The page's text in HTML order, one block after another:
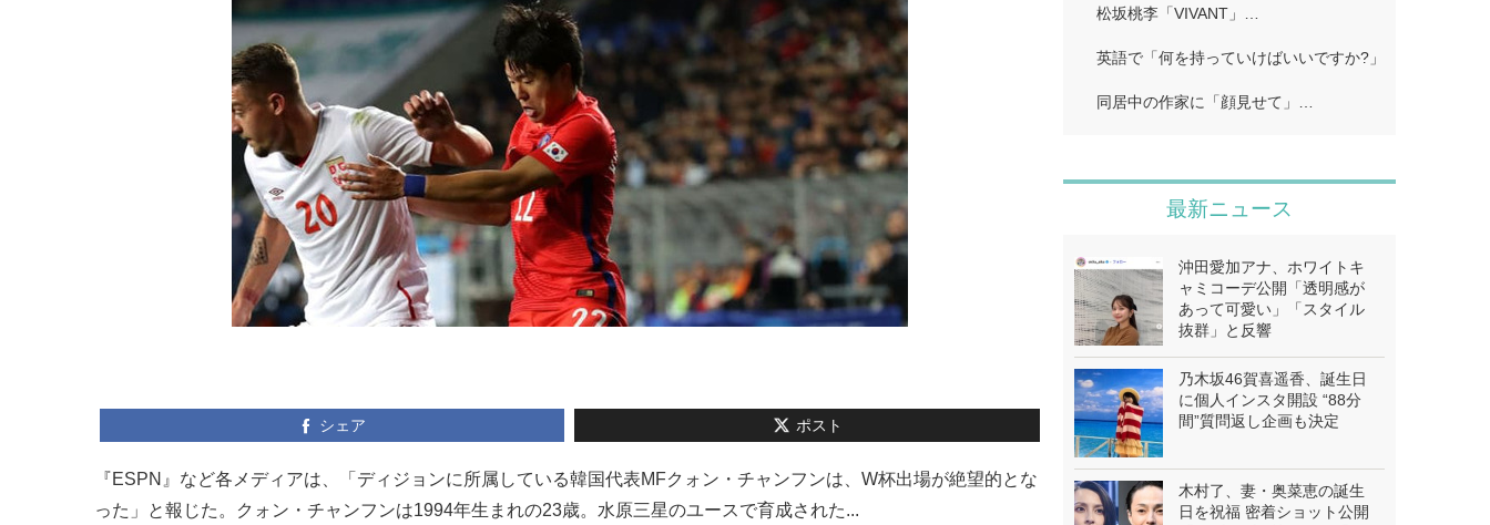
シェア ポスト
『ESPN』など各メディアは、「ディジョンに所属している韓国代表MFクォン・チャンフンは、W杯出場が絶望的とな
った」と報じた。クォン・チャンフンは1994年生まれの23歳。水原三星のユースで育成された...
松坂桃李「VIVANT」…
英語で「何を持っていけばいいですか?」…
同居中の作家に「顔見せて」…
最新ニュース
沖田愛加アナ、ホワイトキ
ャミコーデ公開「透明感が
あって可愛い」「スタイル
抜群」と反響
乃木坂46賀喜遥香、誕生日
に個人インスタ開設 “88分
間”質問返し企画も決定
木村了、妻・奥菜恵の誕生
日を祝福 密着ショット公開